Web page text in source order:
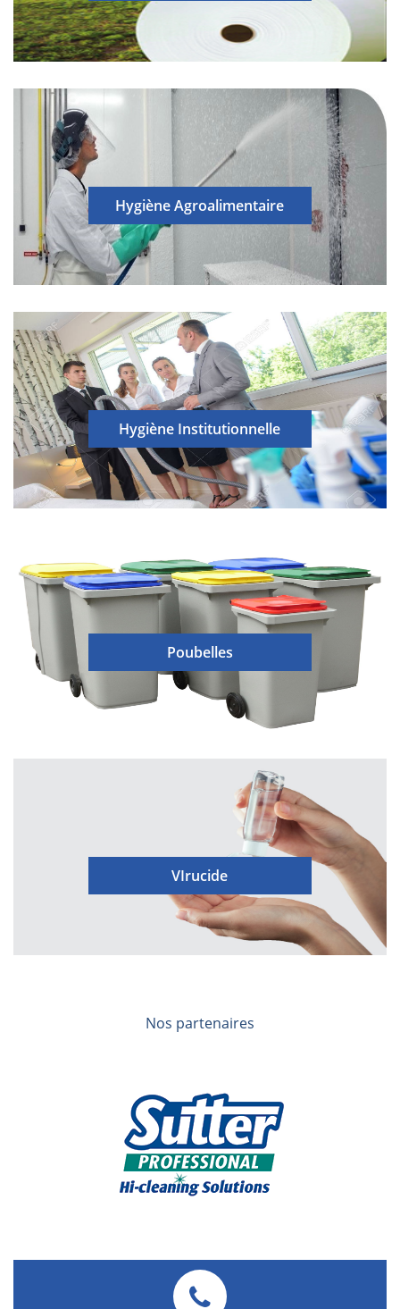
Hygiène Agroalimentaire
Hygiène Institutionnelle
Poubelles
VIrucide
Nos partenaires